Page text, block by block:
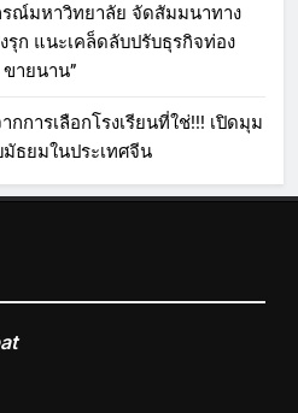
ณ์มหาวิทยาลัย จัดสัมมนาทาง
รุก แนะเคล็ดลับปรับธุรกิจท่อง
ายนาน”
กการเลือกโรงเรียนที่ใช่!!! เปิดมุม
ธยมในประเทศจีน